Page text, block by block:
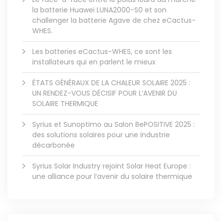
la batterie Huawei LUNA2000-S0 et son
challenger la batterie Agave de chez eCactus-
WHES.
Les batteries eCactus-WHES, ce sont les
installateurs qui en parlent le mieux
ÉTATS GÉNÉRAUX DE LA CHALEUR SOLAIRE 2025 :
UN RENDEZ-VOUS DÉCISIF POUR L’AVENIR DU
SOLAIRE THERMIQUE
Syrius et Sunoptimo au Salon BePOSITIVE 2025 :
des solutions solaires pour une industrie
décarbonée
Syrius Solar Industry rejoint Solar Heat Europe :
une alliance pour l’avenir du solaire thermique